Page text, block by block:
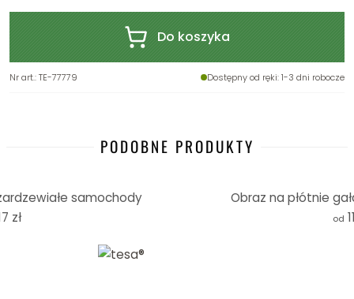
Do koszyka
Nr art.:TE-77779 Dostępny od ręki: 1-3 dni robocze
PODOBNE PRODUKTY
samochody
zł
Obraz na płótnie
od